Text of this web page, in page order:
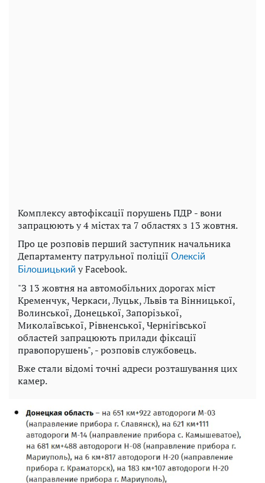
Комплексу автофіксації порушень ПДР - вони
запрацюють у 4 містах та 7 областях з 13 жовтня.
Про це розповів перший заступник начальника
Департаменту патрульної поліції Олексій
Білошицький у Facebook.
"З 13 жовтня на автомобільних дорогах міст
Кременчук, Черкаси, Луцьк, Львів та Вінницької,
Волинської, Донецької, Запорізької,
Миколаївської, Рівненської, Чернігівської
областей запрацюють прилади фіксації
правопорушень", - розповів службовець.
Вже стали відомі точні адреси розташування цих
камер.